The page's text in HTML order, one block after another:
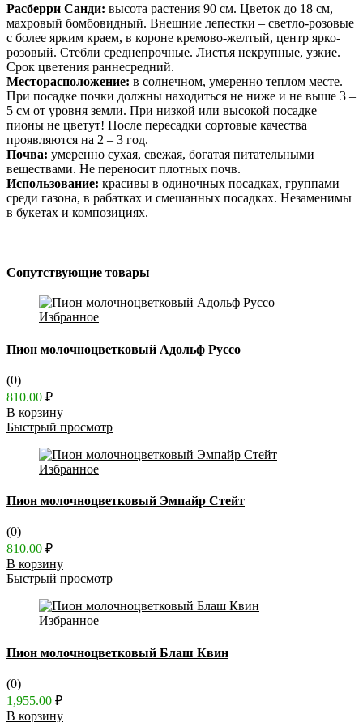
Расберри Санди: высота растения 90 см. Цветок до 18 см,
махровый бомбовидный. Внешние лепестки – светло-розовые
с более ярким краем, в короне кремово-желтый, центр ярко-
розовый. Стебли среднепрочные. Листья некрупные, узкие.
Срок цветения раннесредний.
Месторасположение: в солнечном, умеренно теплом месте.
При посадке почки должны находиться не ниже и не выше 3 –
5 см от уровня земли. При низкой или высокой посадке
пионы не цветут! После пересадки сортовые качества
проявляются на 2 – 3 год.
Почва: умеренно сухая, свежая, богатая питательными
веществами. Не переносит плотных почв.
Использование: красивы в одиночных посадках, группами
среди газона, в рабатках и смешанных посадках. Незаменимы
в букетах и композициях.
Сопутствующие товары
Избранное
Пион молочноцветковый Адольф Руссо
(0)
810.00 ₽
В корзину
Быстрый просмотр
Избранное
Пион молочноцветковый Эмпайр Стейт
(0)
810.00 ₽
В корзину
Быстрый просмотр
Избранное
Пион молочноцветковый Блаш Квин
(0)
1,955.00 ₽
В корзину